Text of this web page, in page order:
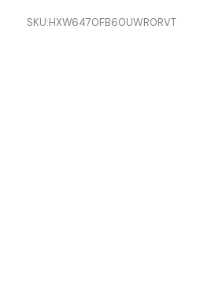
SKU:HXW6470FB60UWR0RVT